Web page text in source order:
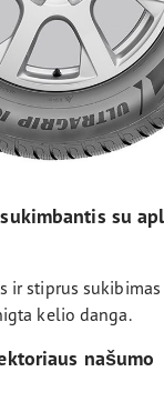
su
ir stiprus sukibimas
kelio danga.
našumo